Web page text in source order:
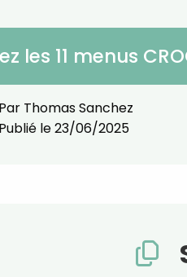
les 11 menus
Par Thomas Sanchez
Publié le23/06/2025